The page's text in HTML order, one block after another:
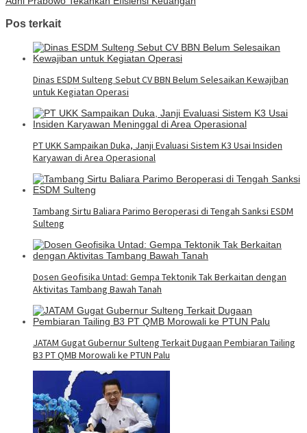
Pos terkait
Dinas ESDM Sulteng Sebut CV BBN Belum Selesaikan Kewajiban
untuk Kegiatan Operasi
PT UKK Sampaikan Duka, Janji Evaluasi Sistem K3 Usai Insiden
Karyawan di Area Operasional
Tambang Sirtu Baliara Parimo Beroperasi di Tengah Sanksi ESDM
Sulteng
Dosen Geofisika Untad: Gempa Tektonik Tak Berkaitan dengan
Aktivitas Tambang Bawah Tanah
JATAM Gugat Gubernur Sulteng Terkait Dugaan Pembiaran Tailing
B3 PT QMB Morowali ke PTUN Palu